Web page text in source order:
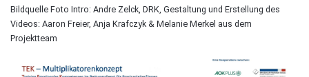
Bildquelle Foto Intro: Andre Zelck, DRK, Gestaltung und Erstellung des
Videos: Aaron Freier, Anja Krafczyk & Melanie Merkel aus dem
Projektteam